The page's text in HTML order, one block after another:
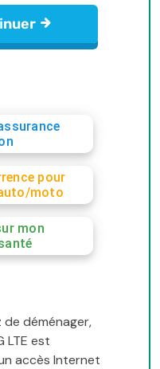
pour
moto
mon
de déménager,
LTE est
accès Internet